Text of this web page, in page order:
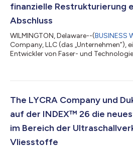
finanzielle Restrukturierung
Abschluss
WILMINGTON, Delaware--(BUSINESS
Company, LLC (das „Unternehmen”),
Entwickler von Faser- und
und am 20. Mai 2026 aus dem Schutz
Kapitalstruktur aufgebaut, die es dem
ermöglichen wird, seine
Investitionen...
The LYCRA Company und
auf der INDEX™ 26 die
im Bereich der
Vliesstoffe